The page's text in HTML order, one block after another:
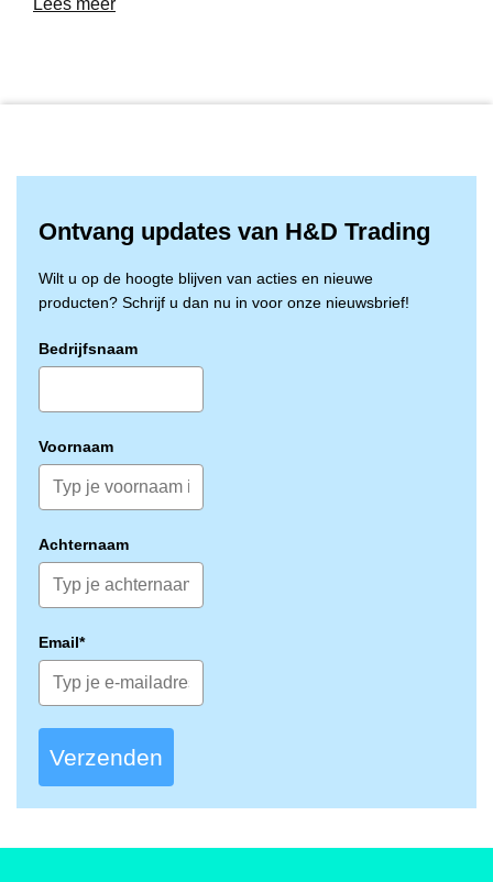
middel bijzonder geschikt voor mensen met een
de eetbaarheid van voedsel, waardoor het ideaal is
Lees meer
Ontvang updates van H&D Trading
Wilt u op de hoogte blijven van acties en nieuwe
producten? Schrijf u dan nu in voor onze nieuwsbrief!
Bedrijfsnaam
Voornaam
Achternaam
Email*
Verzenden